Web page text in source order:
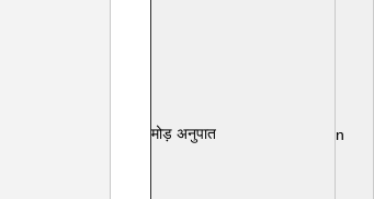
मोड़ अनुपात n